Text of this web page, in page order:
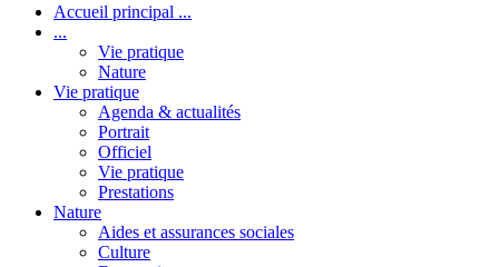
Accueil principal ...
...
Vie pratique
Nature
Vie pratique
Agenda & actualités
Portrait
Officiel
Vie pratique
Prestations
Nature
Aides et assurances sociales
Culture